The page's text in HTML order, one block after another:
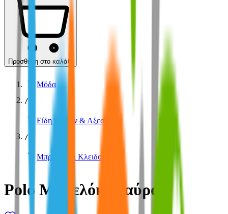
Προσθήκη στο καλάθι
Μόδα
/
Είδη Δώρων & Αξεσουάρ
/
Μπρελόκ & Κλειδοθήκες
Polo Μπρελόκ Μαύρο